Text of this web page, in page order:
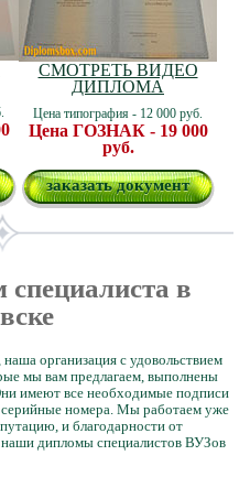
СМОТРЕТЬ ВИДЕО
ДИПЛОМА
Цена типография - 12 000 руб.
Цена ГОЗНАК - 19 000
руб.
заказать документ
в
организация с удовольствием
мы вам предлагаем, выполнены
имеют все необходимые подписи
номера. Мы работаем уже
и благодарности от
наши дипломы специалистов ВУЗов